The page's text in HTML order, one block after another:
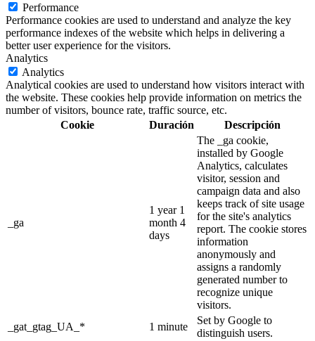
Performance
Performance cookies are used to understand and analyze the key
performance indexes of the website which helps in delivering a
better user experience for the visitors.
Analytics
Analytics
Analytical cookies are used to understand how visitors interact with
the website. These cookies help provide information on metrics the
number of visitors, bounce rate, traffic source, etc.
Cookie
Duración Descripción
_ga
1 year 1
month 4
days
The _ga cookie,
installed by Google
Analytics, calculates
visitor, session and
campaign data and also
keeps track of site usage
for the site's analytics
report. The cookie stores
information
anonymously and
assigns a randomly
generated number to
recognize unique
visitors.
_gat_gtag_UA_*
1 minute
Set by Google to
distinguish users.